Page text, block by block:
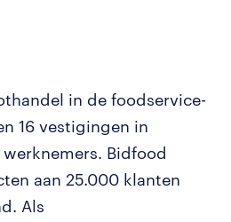
in de foodservice-
16 vestigingen in
Bidfood
aan 25.000 klanten
Als